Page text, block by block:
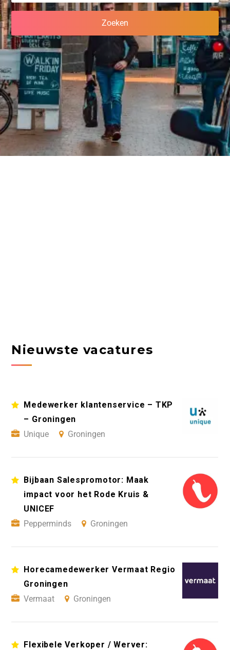
Nieuwste vacatures
Medewerker klantenservice – TKP
– Groningen
Unique
Groningen
Bijbaan Salespromotor: Maak
impact voor het Rode Kruis &
UNICEF
Pepperminds
Groningen
Horecamedewerker Vermaat Regio
Groningen
Vermaat
Groningen
Flexibele Verkoper / Werver: